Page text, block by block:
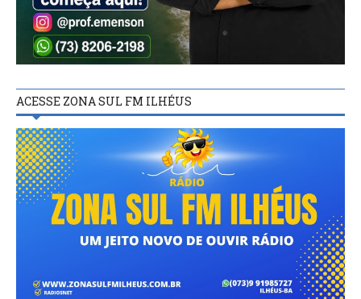
ACESSE ZONA SUL FM ILHÉUS